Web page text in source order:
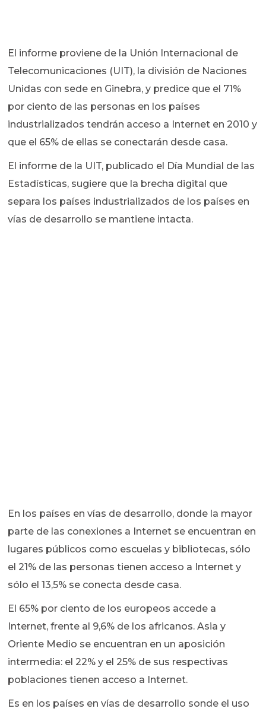
El informe proviene de la Unión Internacional de
Telecomunicaciones (UIT), la división de Naciones
Unidas con sede en Ginebra, y predice que el 71%
por ciento de las personas en los países
industrializados tendrán acceso a Internet en 2010 y
que el 65% de ellas se conectarán desde casa.
El informe de la UIT, publicado el Día Mundial de las
Estadísticas, sugiere que la brecha digital que
separa los países industrializados de los países en
vías de desarrollo se mantiene intacta.
En los países en vías de desarrollo, donde la mayor
parte de las conexiones a Internet se encuentran en
lugares públicos como escuelas y bibliotecas, sólo
el 21% de las personas tienen acceso a Internet y
sólo el 13,5% se conecta desde casa.
El 65% por ciento de los europeos accede a
Internet, frente al 9,6% de los africanos. Asia y
Oriente Medio se encuentran en un aposición
intermedia: el 22% y el 25% de sus respectivas
poblaciones tienen acceso a Internet.
Es en los países en vías de desarrollo sonde el uso